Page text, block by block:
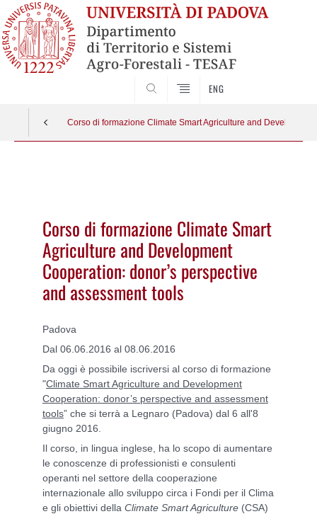
ENG
Corso di formazione Climate Smart Agriculture and
Corso di formazione Climate Smart
Agriculture and Development
Cooperation: donor’s perspective
and assessment tools
Padova
Dal 06.06.2016 al 08.06.2016
Da oggi è possibile iscriversi al corso di formazione
"Climate Smart Agriculture and Development
Cooperation: donor’s perspective and assessment
tools” che si terrà a Legnaro (Padova) dal 6 all'8
giugno 2016.
Il corso, in lingua inglese, ha lo scopo di aumentare
le conoscenze di professionisti e consulenti
operanti nel settore della cooperazione
internazionale allo sviluppo circa i Fondi per il Clima
e gli obiettivi della Climate Smart Agriculture (CSA)